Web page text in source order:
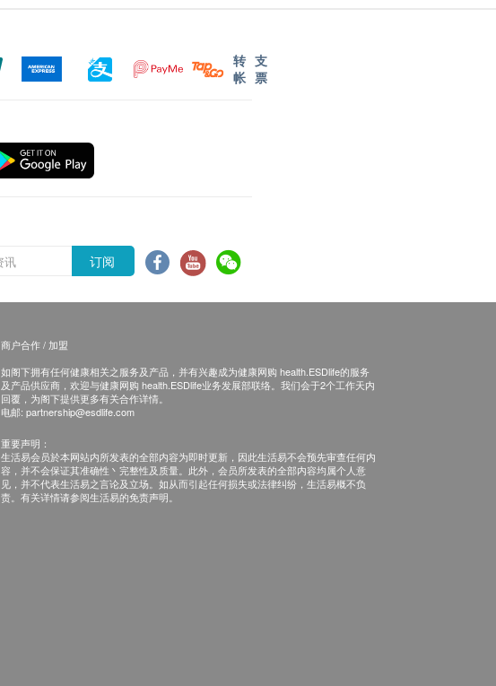
转
帐
支
票
订阅
商户合作 / 加盟
如阁下拥有任何健康相关之服务及产品，并有兴趣成为健康网购 health.ESDlife的服务
及产品供应商，欢迎与健康网购 health.ESDlife业务发展部联络。我们会于2个工作天内
回覆，为阁下提供更多有关合作详情。
电邮: partnership@esdlife.com
重要声明：
生活易会员於本网站内所发表的全部内容为即时更新，因此生活易不会预先审查任何内
容，并不会保证其准确性丶完整性及质量。此外，会员所发表的全部内容均属个人意
见，并不代表生活易之言论及立场。如从而引起任何损失或法律纠纷，生活易概不负
责。有关详情请参阅生活易的免责声明。